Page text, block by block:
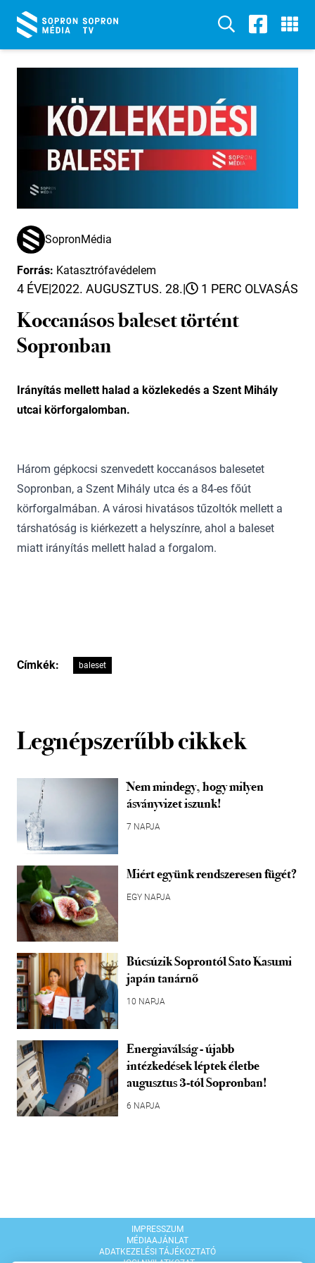
SopronMédia
Forrás: Katasztrófavédelem
4 ÉVE|2022. AUGUSZTUS. 28.| 1 PERC OLVASÁS
Koccanásos baleset történt
Sopronban
Irányítás mellett halad a közlekedés a Szent Mihály
utcai körforgalomban.
Három gépkocsi szenvedett koccanásos balesetet
Sopronban, a Szent Mihály utca és a 84-es főút
körforgalmában. A városi hivatásos tűzoltók mellett a
társhatóság is kiérkezett a helyszínre, ahol a baleset
miatt irányítás mellett halad a forgalom.
Címkék: baleset
Legnépszerűbb cikkek
Nem mindegy, hogy milyen
ásványvizet iszunk!
7 NAPJA
Miért együnk rendszeresen fügét?
EGY NAPJA
Búcsúzik Soprontól Sato Kasumi
japán tanárnő
10 NAPJA
Energiaválság - újabb
intézkedések léptek életbe
augusztus 3-tól Sopronban!
6 NAPJA
IMPRESSZUM
MÉDIAAJÁNLAT
ADATKEZELÉSI TÁJÉKOZTATÓ